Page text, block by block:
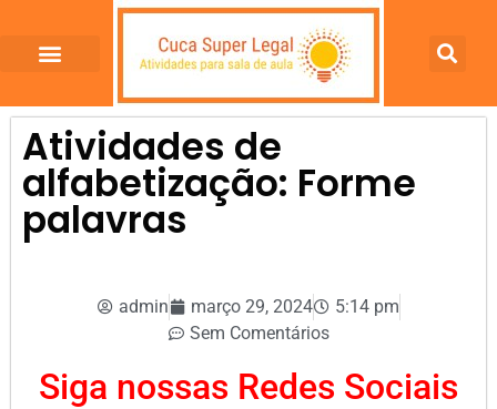
Atividades de
alfabetização: Forme
palavras
admin março 29, 2024
5:14 pm
Sem Comentários
Siga nossas Redes Sociais